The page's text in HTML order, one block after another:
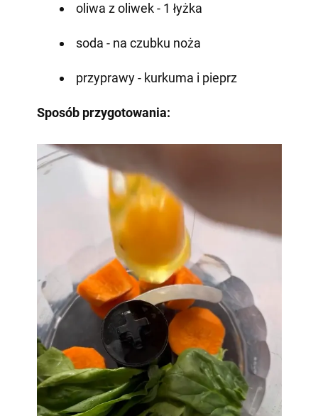
oliwa z oliwek - 1 łyżka
soda - na czubku noża
przyprawy - kurkuma i pieprz
Sposób przygotowania: